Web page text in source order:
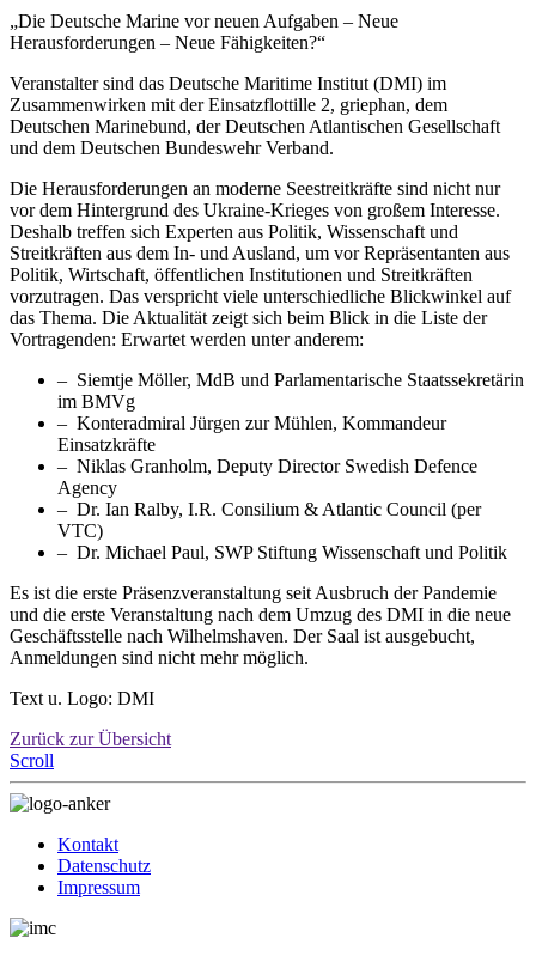
„Die Deutsche Marine vor neuen Aufgaben – Neue
Herausforderungen – Neue Fähigkeiten?“
Veranstalter sind das Deutsche Maritime Institut (DMI) im
Zusammenwirken mit der Einsatzflottille 2, griephan, dem
Deutschen Marinebund, der Deutschen Atlantischen Gesellschaft
und dem Deutschen Bundeswehr Verband.
Die Herausforderungen an moderne Seestreitkräfte sind nicht nur
vor dem Hintergrund des Ukraine-Krieges von großem Interesse.
Deshalb treffen sich Experten aus Politik, Wissenschaft und
Streitkräften aus dem In- und Ausland, um vor Repräsentanten aus
Politik, Wirtschaft, öffentlichen Institutionen und Streitkräften
vorzutragen. Das verspricht viele unterschiedliche Blickwinkel auf
das Thema. Die Aktualität zeigt sich beim Blick in die Liste der
Vortragenden: Erwartet werden unter anderem:
– Siemtje Möller, MdB und Parlamentarische Staatssekretärin
im BMVg
– Konteradmiral Jürgen zur Mühlen, Kommandeur
Einsatzkräfte
– Niklas Granholm, Deputy Director Swedish Defence
Agency
– Dr. Ian Ralby, I.R. Consilium & Atlantic Council (per
VTC)
– Dr. Michael Paul, SWP Stiftung Wissenschaft und Politik
Es ist die erste Präsenzveranstaltung seit Ausbruch der Pandemie
und die erste Veranstaltung nach dem Umzug des DMI in die neue
Geschäftsstelle nach Wilhelmshaven. Der Saal ist ausgebucht,
Anmeldungen sind nicht mehr möglich.
Text u. Logo: DMI
Zurück zur Übersicht
Scroll
Kontakt
Datenschutz
Impressum